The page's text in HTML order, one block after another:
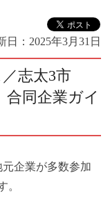
日： 2025年3月31日
志太3市
合同企業ガイ
企業が多数参加
。